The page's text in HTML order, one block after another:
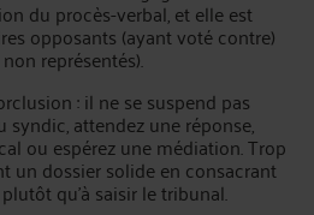
du procès-verbal, et elle est
opposants (ayant voté contre)
représentés).
: il ne se suspend pas
syndic, attendez une réponse,
ou espérez une médiation. Trop
un dossier solide en consacrant
qu’à saisir le tribunal.